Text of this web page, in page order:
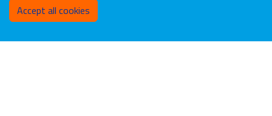
Accept all cookies